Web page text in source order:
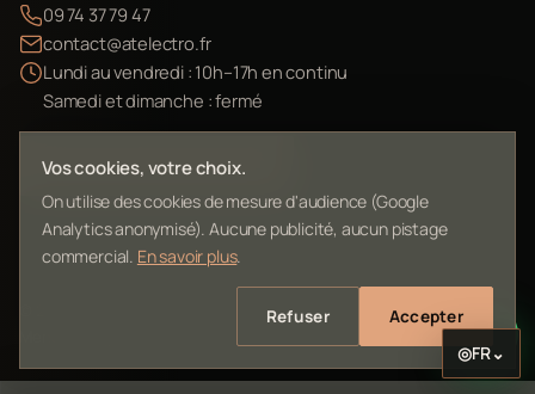
09 74 37 79 47
contact@atelectro.fr
Lundi au vendredi : 10h–17h en continu
Samedi et dimanche : fermé
Envoyer mon matériel
L'Atelier Electro Reims — SIRET 10261022700013
Vos cookies, votre choix.
On utilise des cookies de mesure d'audience (Google
Analytics anonymisé). Aucune publicité, aucun pistage
commercial. En savoir plus.
Refuser Accepter
◎FR⌄